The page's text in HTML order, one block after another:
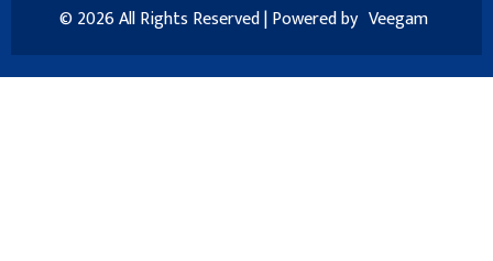
© 2026 All Rights Reserved | Powered by Veegam